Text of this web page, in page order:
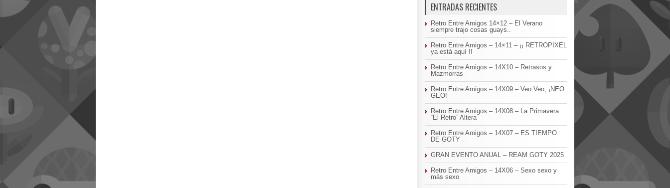
ENTRADAS RECIENTES
Retro Entre Amigos 14×12 – El Verano
siempre trajo cosas guays..
Retro Entre Amigos – 14×11 – ¡¡ RETROPIXEL
ya está aquí !!
Retro Entre Amigos – 14X10 – Retrasos y
Mazmorras
Retro Entre Amigos – 14X09 – Veo Veo, ¡NEO
GEO!
Retro Entre Amigos – 14X08 – La Primavera
“El Retro” Altera
Retro Entre Amigos – 14X07 – ES TIEMPO
DE GOTY
GRAN EVENTO ANUAL – REAM GOTY 2025
Retro Entre Amigos – 14X06 – Sexo sexo y
más sexo